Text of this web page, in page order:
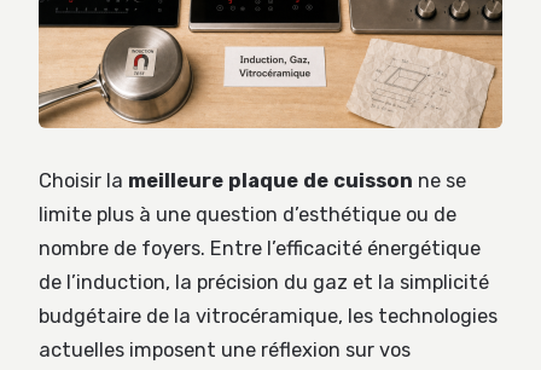
Choisir la meilleure plaque de cuisson ne se
limite plus à une question d’esthétique ou de
nombre de foyers. Entre l’efficacité énergétique
de l’induction, la précision du gaz et la simplicité
budgétaire de la vitrocéramique, les technologies
actuelles imposent une réflexion sur vos